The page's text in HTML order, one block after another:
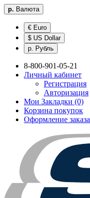
р. Валюта
€ Euro
$ US Dollar
р. Рубль
8-800-901-05-21
Личный кабинет
Регистрация
Авторизация
Мои Закладки (0)
Корзина покупок
Оформление заказа